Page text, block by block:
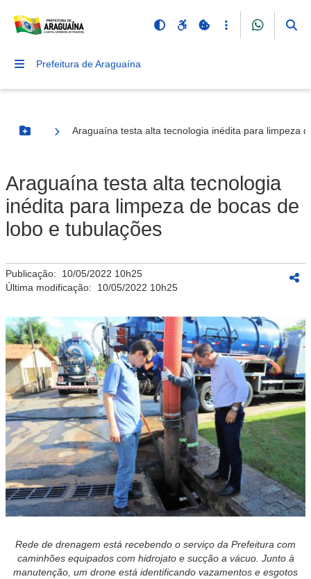
Prefeitura de Araguaína
Botão Menu
Araguaína testa alta tecnologia inédita para limpeza
Araguaína testa alta tecnologia
inédita para limpeza de bocas de
lobo e tubulações
Publicação: 10/05/2022 10h25
Última modificação: 10/05/2022 10h25
Rede de drenagem está recebendo o serviço da Prefeitura com
caminhões equipados com hidrojato e sucção a vácuo. Junto à
manutenção, um drone está identificando vazamentos e esgotos